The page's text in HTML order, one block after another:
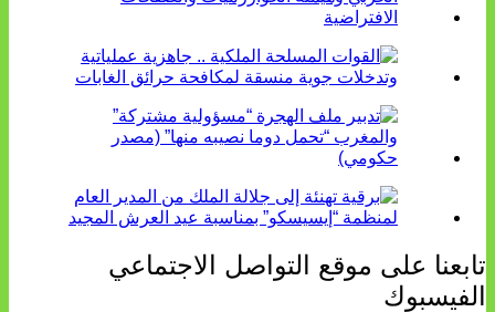
تابعنا على موقع التواصل الاجتماعي
الفيسبوك